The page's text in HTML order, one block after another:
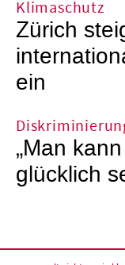
Klimaschutz
Zürich
ein
„Man
glücklich